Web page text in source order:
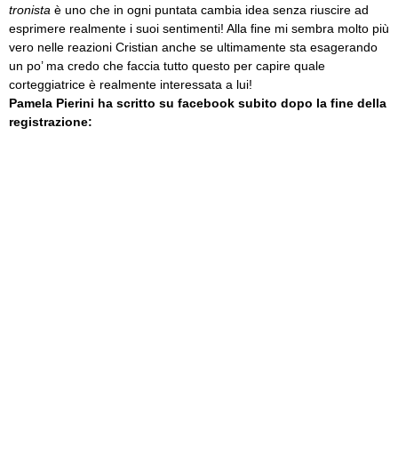
tronista è uno che in ogni puntata cambia idea senza riuscire ad
esprimere realmente i suoi sentimenti! Alla fine mi sembra molto più
vero nelle reazioni Cristian anche se ultimamente sta esagerando
un po’ ma credo che faccia tutto questo per capire quale
corteggiatrice è realmente interessata a lui!
Pamela Pierini ha scritto su facebook subito dopo la fine della
registrazione: